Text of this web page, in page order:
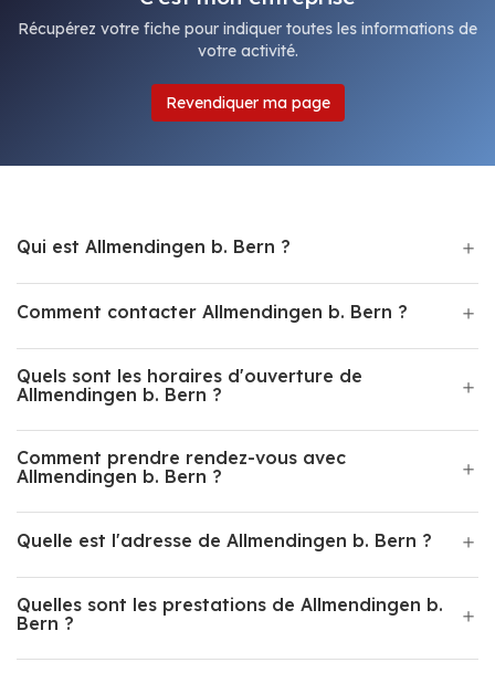
Récupérez votre fiche pour indiquer toutes les informations de
votre activité.
Revendiquer ma page
Qui est Allmendingen b. Bern ?
Comment contacter Allmendingen b. Bern ?
Quels sont les horaires d'ouverture de
Allmendingen b. Bern ?
Comment prendre rendez-vous avec
Allmendingen b. Bern ?
Quelle est l'adresse de Allmendingen b. Bern ?
Quelles sont les prestations de Allmendingen b.
Bern ?